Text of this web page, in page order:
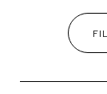
différente
notamment
fameuses